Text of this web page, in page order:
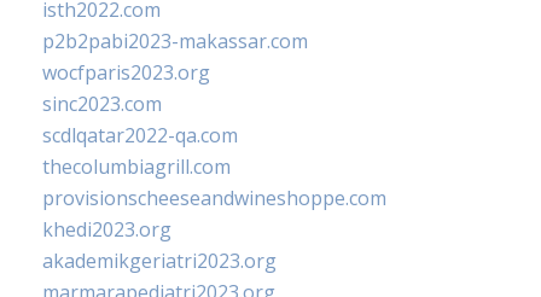
isth2022.com
p2b2pabi2023-makassar.com
wocfparis2023.org
sinc2023.com
scdlqatar2022-qa.com
thecolumbiagrill.com
provisionscheeseandwineshoppe.com
khedi2023.org
akademikgeriatri2023.org